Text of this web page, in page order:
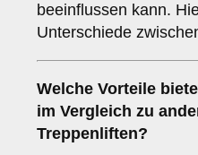
beeinflussen kann.
Unterschiede
Welche Vorteile
im Vergleich zu
Treppenliften?